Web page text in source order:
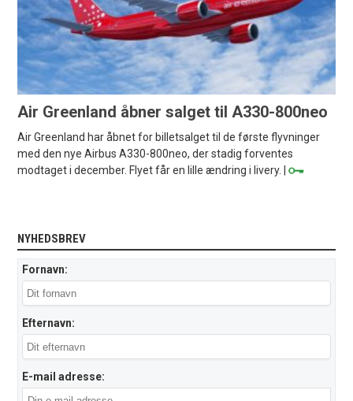
Air Greenland åbner salget til A330-800neo
Air Greenland har åbnet for billetsalget til de første flyvninger
med den nye Airbus A330-800neo, der stadig forventes
modtaget i december. Flyet får en lille ændring i livery. |
NYHEDSBREV
Fornavn:
Efternavn:
E-mail adresse: